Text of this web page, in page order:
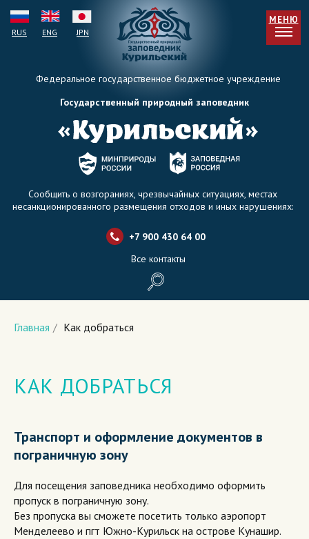
Федеральное государственное бюджетное учреждение
RUS ENG JPN
Сообщить о возгораниях, чрезвычайных ситуациях, местах
несанкционированного размещения отходов и иных нарушениях:
Все контакты
Государственный природный заповедник
+7 900 430 64 00
МЕНЮ
Главная / Как добраться
КАК ДОБРАТЬСЯ
Транспорт и оформление документов в
пограничную зону
Для посещения заповедника необходимо оформить
пропуск в пограничную зону.
Без пропуска вы сможете посетить только аэропорт
Менделеево и пгт Южно-Курильск на острове Кунашир.